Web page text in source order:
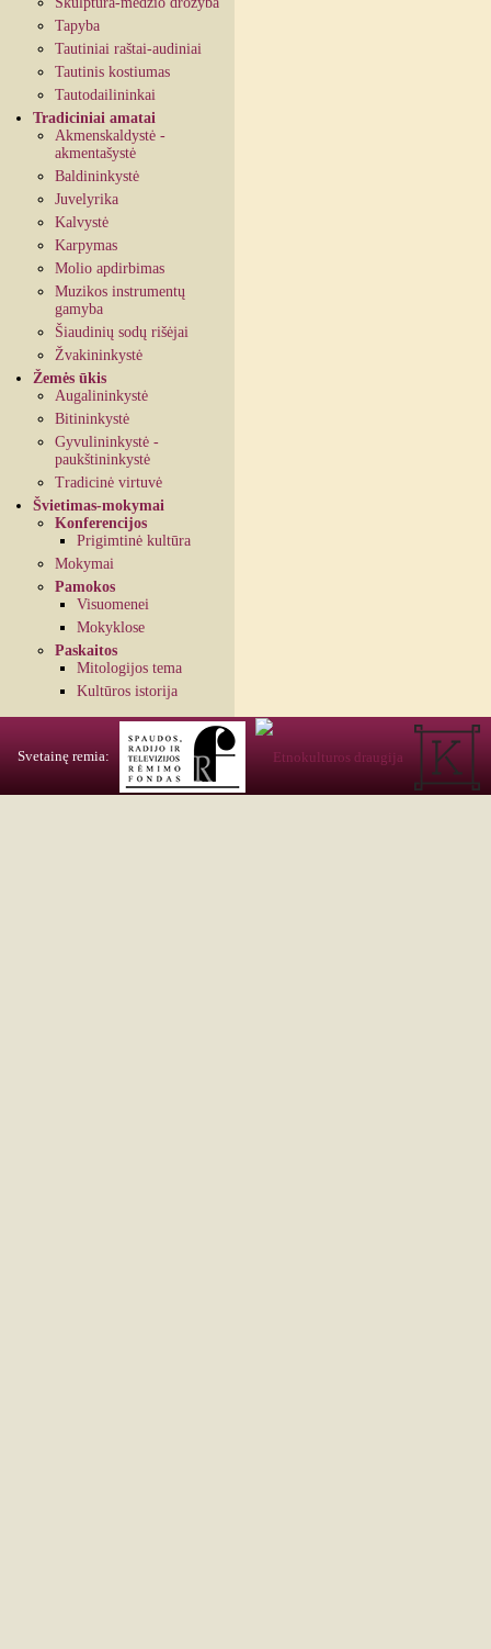
Tapyba
Tautiniai raštai-audiniai
Tautinis kostiumas
Tautodailininkai
Tradiciniai amatai
Akmenskaldystė -
akmentašystė
Baldininkystė
Juvelyrika
Kalvystė
Karpymas
Molio apdirbimas
Muzikos instrumentų
gamyba
Šiaudinių sodų rišėjai
Žvakininkystė
Žemės ūkis
Augalininkystė
Bitininkystė
Gyvulininkystė -
paukštininkystė
Tradicinė virtuvė
Švietimas-mokymai
Konferencijos
Prigimtinė kultūra
Mokymai
Pamokos
Visuomenei
Mokyklose
Paskaitos
Mitologijos tema
Kultūros istorija
Svetainę remia: